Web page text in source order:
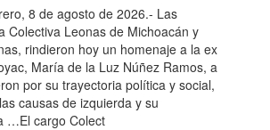
8 de agosto de 2026.- Las
Colectiva Leonas de Michoacán y
rindieron hoy un homenaje a la ex
María de la Luz Núñez Ramos, a
por su trayectoria política y social,
causas de izquierda y su
…El cargo Colect